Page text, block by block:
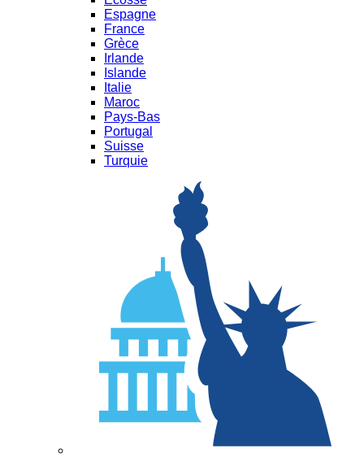
Espagne
France
Grèce
Irlande
Islande
Italie
Maroc
Pays-Bas
Portugal
Suisse
Turquie